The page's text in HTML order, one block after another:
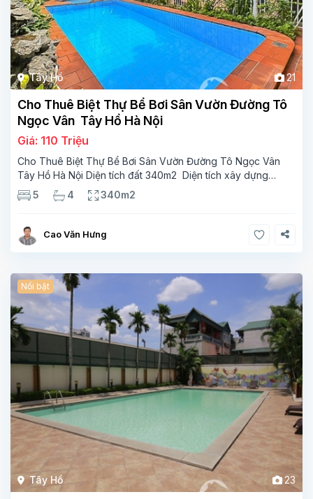
Tây Hồ 21
Cho Thuê Biệt Thự Bể Bơi Sân Vườn Đường Tô
Ngọc Vân Tây Hồ Hà Nội
Giá: 110 Triệu
Cho Thuê Biệt Thự Bể Bơi Sân Vườn Đường Tô Ngọc Vân
Tây Hồ Hà Nội Diện tích đất 340m2 Diện tích xây dựng
110m2 Xây 3 tầng, 5 phòng ngủ 4 phòng tắm Tầng 1, ,
phòng khách , phòng bếp-1wc Tầng 2, 3
5 4 340m2
Cao Văn Hưng
Tây Hồ 23
Nổi bật